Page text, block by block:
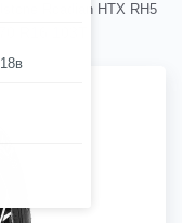
Roadian HTX RH5
R16 103T